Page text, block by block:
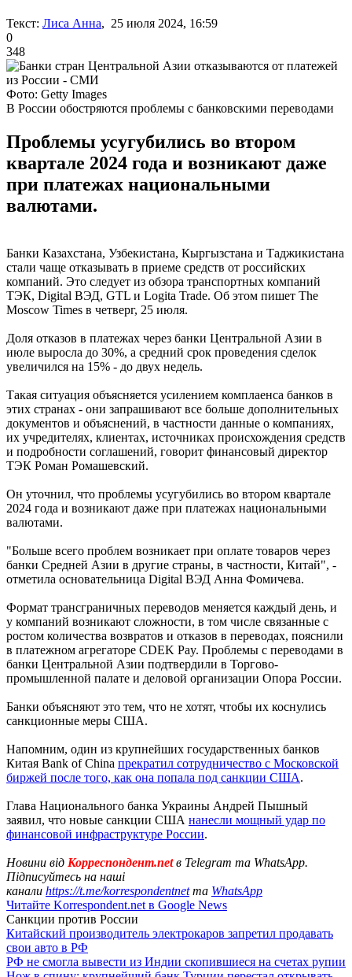
Текст: Лиса Анна, 25 июля 2024, 16:59
0
348
Фото: Getty Images
В России обостряются проблемы с банковскими переводами
Проблемы усугубились во втором
квартале 2024 года и возникают даже
при платежах национальными
валютами.
Банки Казахстана, Узбекистана, Кыргызстана и Таджикистана
стали чаще отказывать в приеме средств от российских
компаний. Это следует из обзора транспортных компаний
ТЭК, Digital ВЭД, GTL и Logita Trade. Об этом пишет The
Moscow Times в четверг, 25 июля.
Доля отказов в платежах через банки Центральной Азии в
июле выросла до 30%, а средний срок проведения сделок
увеличился на 15% - до двух недель.
Такая ситуация объясняется усилением комплаенса банков в
этих странах - они запрашивают все больше дополнительных
документов и объяснений, в частности данные о компаниях,
их учредителях, клиентах, источниках происхождения средств
и подробности соглашений, говорит финансовый директор
ТЭК Роман Ромашевский.
Он уточнил, что проблемы усугубились во втором квартале
2024 года и возникают даже при платежах национальными
валютами.
"Больше всего проблем возникает при оплате товаров через
банки Средней Азии в другие страны, в частности, Китай", -
отметила основательница Digital ВЭД Анна Фомичева.
Формат трансграничных переводов меняется каждый день, и
у компаний возникают сложности, в том числе связанные с
ростом количества возвратов и отказов в переводах, пояснили
в платежном агрегаторе CDEK Pay. Проблемы с переводами в
банки Центральной Азии подтвердили в Торгово-
промышленной палате и деловой организации Опора России.
Банки объясняют это тем, что не хотят, чтобы их коснулись
санкционные меры США.
Напомним, один из крупнейших государственных банков
Китая Bank of China прекратил сотрудничество с Московской
биржей после того, как она попала под санкции США.
Глава Национального банка Украины Андрей Пышный
заявил, что новые санкции США нанесли мощный удар по
финансовой инфраструктуре России.
Новини від Корреспондент.netв Telegram та WhatsApp.
Підписуйтесь на наші
канали https://t.me/korrespondentnetта WhatsApp
Читайте Korrespondent.net в Google News
Санкции против России
Китайский производитель электрокаров запретил продавать
свои авто в РФ
РФ не смогла вывести из Индии скопившиеся на счетах рупии